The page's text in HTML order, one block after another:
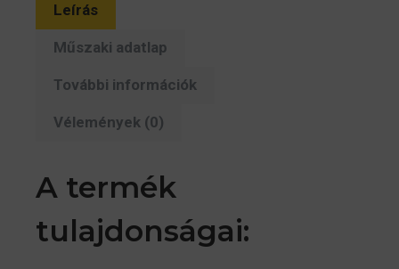
Leírás
Műszaki adatlap
További információk
Vélemények (0)
A termék
tulajdonságai: